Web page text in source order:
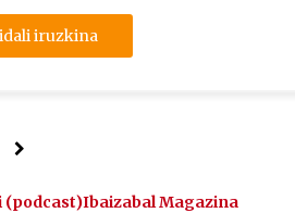
(podcast)Ibaizabal Magazina